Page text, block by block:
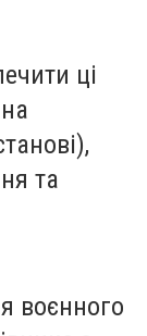
ці
та
воєнного